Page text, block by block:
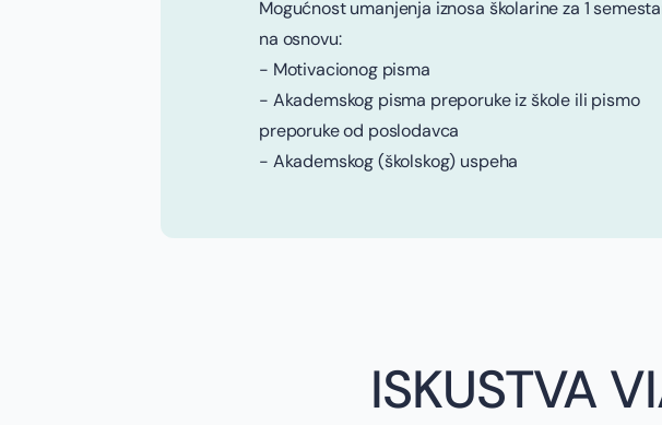
Mogućnost umanjenja iznosa školarine za 1
na osnovu:
- Motivacionog pisma
- Akademskog pisma preporuke iz škole ili pismo
preporuke od poslodavca
- Akademskog (školskog) uspeha
ISKUSTVA